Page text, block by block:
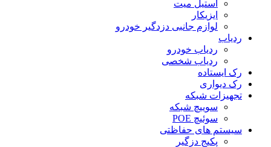
استیل میت
ایزیکار
لوازم جانبی دزدگیر خودرو
ردیاب
ردیاب خودرو
ردیاب شخصی
رک ایستاده
رک دیواری
تجهیزات شبکه
سوییچ شبکه
سوئیچ POE
سیستم های حفاظتی
پکیج دزگیر